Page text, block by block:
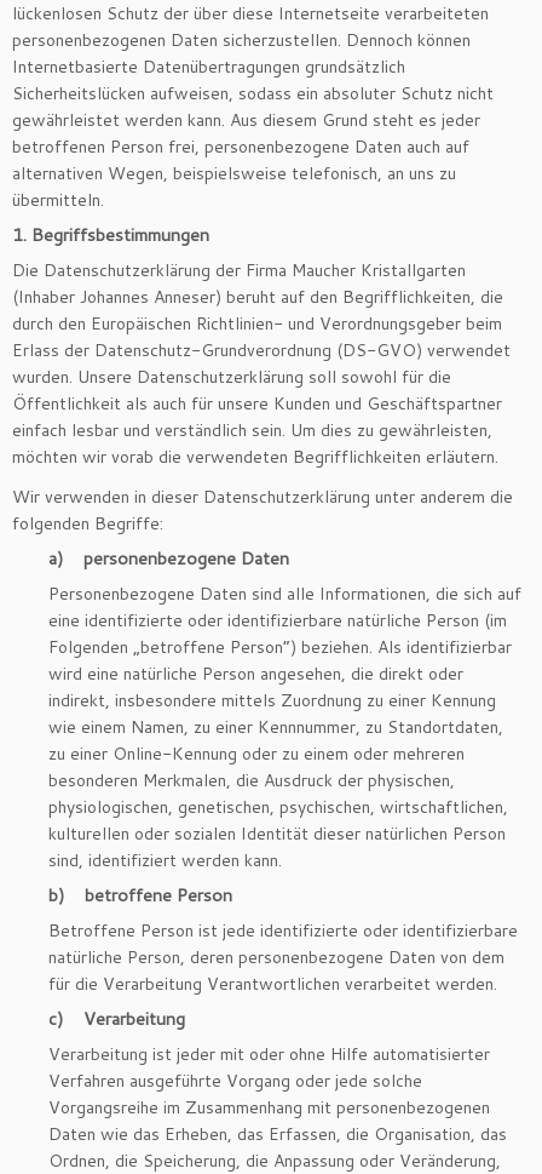
lückenlosen Schutz der über diese Internetseite verarbeiteten
personenbezogenen Daten sicherzustellen. Dennoch können
Internetbasierte Datenübertragungen grundsätzlich
Sicherheitslücken aufweisen, sodass ein absoluter Schutz nicht
gewährleistet werden kann. Aus diesem Grund steht es jeder
betroffenen Person frei, personenbezogene Daten auch auf
alternativen Wegen, beispielsweise telefonisch, an uns zu
übermitteln.
1. Begriffsbestimmungen
Die Datenschutzerklärung der Firma Maucher Kristallgarten
(Inhaber Johannes Anneser) beruht auf den Begrifflichkeiten, die
durch den Europäischen Richtlinien- und Verordnungsgeber beim
Erlass der Datenschutz-Grundverordnung (DS-GVO) verwendet
wurden. Unsere Datenschutzerklärung soll sowohl für die
Öffentlichkeit als auch für unsere Kunden und Geschäftspartner
einfach lesbar und verständlich sein. Um dies zu gewährleisten,
möchten wir vorab die verwendeten Begrifflichkeiten erläutern.
Wir verwenden in dieser Datenschutzerklärung unter anderem die
folgenden Begriffe:
a) personenbezogene Daten
Personenbezogene Daten sind alle Informationen, die sich auf
eine identifizierte oder identifizierbare natürliche Person (im
Folgenden „betroffene Person“) beziehen. Als identifizierbar
wird eine natürliche Person angesehen, die direkt oder
indirekt, insbesondere mittels Zuordnung zu einer Kennung
wie einem Namen, zu einer Kennnummer, zu Standortdaten,
zu einer Online-Kennung oder zu einem oder mehreren
besonderen Merkmalen, die Ausdruck der physischen,
physiologischen, genetischen, psychischen, wirtschaftlichen,
kulturellen oder sozialen Identität dieser natürlichen Person
sind, identifiziert werden kann.
b) betroffene Person
Betroffene Person ist jede identifizierte oder identifizierbare
natürliche Person, deren personenbezogene Daten von dem
für die Verarbeitung Verantwortlichen verarbeitet werden.
c) Verarbeitung
Verarbeitung ist jeder mit oder ohne Hilfe automatisierter
Verfahren ausgeführte Vorgang oder jede solche
Vorgangsreihe im Zusammenhang mit personenbezogenen
Daten wie das Erheben, das Erfassen, die Organisation, das
Ordnen, die Speicherung, die Anpassung oder Veränderung,